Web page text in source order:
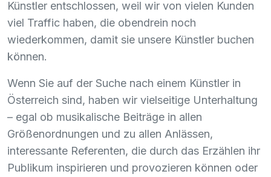
Künstler entschlossen, weil wir von vielen Kunden
viel Traffic haben, die obendrein noch
wiederkommen, damit sie unsere Künstler buchen
können.
Wenn Sie auf der Suche nach einem Künstler in
Österreich sind, haben wir vielseitige Unterhaltung
– egal ob musikalische Beiträge in allen
Größenordnungen und zu allen Anlässen,
interessante Referenten, die durch das Erzählen ihr
Publikum inspirieren und provozieren können oder